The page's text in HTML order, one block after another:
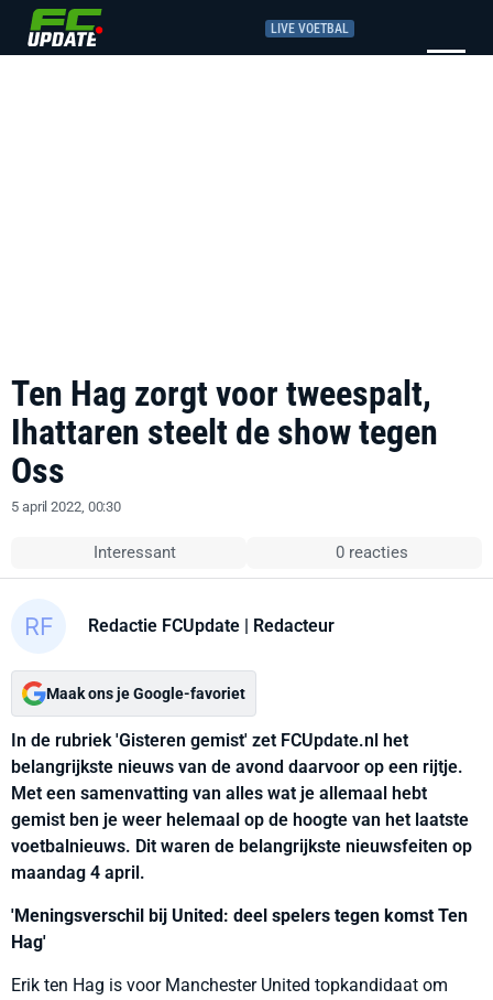
LIVE VOETBAL
Ten Hag zorgt voor tweespalt,
Ihattaren steelt de show tegen
Oss
5 april 2022, 00:30
Interessant 0 reacties
Redactie FCUpdate | Redacteur
Maak ons je Google-favoriet
In de rubriek 'Gisteren gemist' zet FCUpdate.nl het
belangrijkste nieuws van de avond daarvoor op een rijtje.
Met een samenvatting van alles wat je allemaal hebt
gemist ben je weer helemaal op de hoogte van het laatste
voetbalnieuws. Dit waren de belangrijkste nieuwsfeiten op
maandag 4 april.
'Meningsverschil bij United: deel spelers tegen komst Ten
Hag'
Erik ten Hag is voor Manchester United topkandidaat om